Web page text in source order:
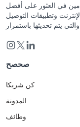
في العثور على أفضل
وتطبيقات التوصيل
صحصح
كن شريكا
المدونة
وظائف